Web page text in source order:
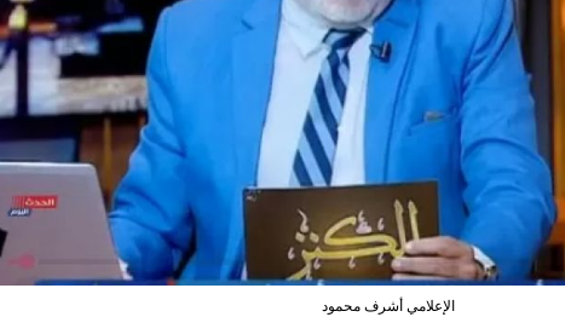
الإعلامي أشرف محمود
أستاذ كيمياء حيوية: غلي اللبن
في المنازل لا يقضي على